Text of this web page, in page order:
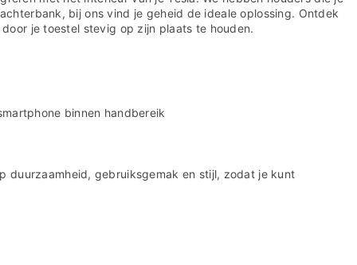
bij ons vind je geheid de ideale oplossing. Ontdek
je toestel stevig op zijn plaats te houden.
binnen handbereik
duurzaamheid, gebruiksgemak en stijl, zodat je kunt